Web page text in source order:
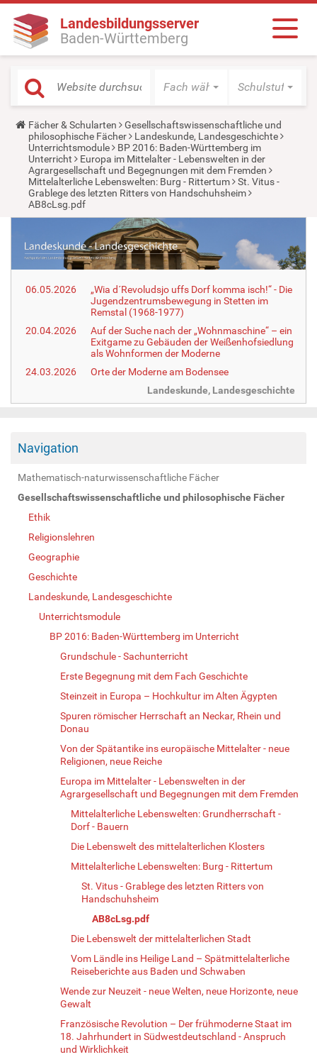
Landesbildungsserver
Baden-Württemberg
Fach wählen Schulstufe
Y
o
u
a
r
e
h
e
r
Fächer & Schularten
Gesellschaftswissenschaftliche und
philosophische Fächer
Landeskunde, Landesgeschichte
Unterrichtsmodule
BP 2016: Baden-Württemberg im
Unterricht
Europa im Mittelalter - Lebenswelten in der
Agrargesellschaft und Begegnungen mit dem Fremden
Mittelalterliche Lebenswelten: Burg - Rittertum
St. Vitus -
Grablege des letzten Ritters von Handschuhsheim
AB8cLsg.pdf
06.05.2026
„Wia d´Revoludsjo uffs Dorf komma isch!“ - Die
Jugendzentrumsbewegung in Stetten im
Remstal (1968-1977)
20.04.2026
Auf der Suche nach der „Wohnmaschine“ – ein
Exitgame zu Gebäuden der Weißenhofsiedlung
als Wohnformen der Moderne
24.03.2026
Orte der Moderne am Bodensee
Landeskunde, Landesgeschichte
Navigation
Mathematisch-naturwissenschaftliche Fächer
Gesellschaftswissenschaftliche und philosophische Fächer
Ethik
Religionslehren
Geographie
Geschichte
Landeskunde, Landesgeschichte
Unterrichtsmodule
BP 2016: Baden-Württemberg im Unterricht
Grundschule - Sachunterricht
Erste Begegnung mit dem Fach Geschichte
Steinzeit in Europa – Hochkultur im Alten Ägypten
Spuren römischer Herrschaft an Neckar, Rhein und
Donau
Von der Spätantike ins europäische Mittelalter - neue
Religionen, neue Reiche
Europa im Mittelalter - Lebenswelten in der
Agrargesellschaft und Begegnungen mit dem Fremden
Mittelalterliche Lebenswelten: Grundherrschaft -
Dorf - Bauern
Die Lebenswelt des mittelalterlichen Klosters
Mittelalterliche Lebenswelten: Burg - Rittertum
St. Vitus - Grablege des letzten Ritters von
Handschuhsheim
AB8cLsg.pdf
Die Lebenswelt der mittelalterlichen Stadt
Vom Ländle ins Heilige Land – Spätmittelalterliche
Reiseberichte aus Baden und Schwaben
Wende zur Neuzeit - neue Welten, neue Horizonte, neue
Gewalt
Französische Revolution – Der frühmoderne Staat im
18. Jahrhundert in Südwestdeutschland - Anspruch
und Wirklichkeit